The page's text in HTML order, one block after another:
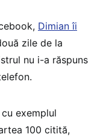
Dimian îi
zile de la
nu i-a răspuns
exemplul
100 citită,